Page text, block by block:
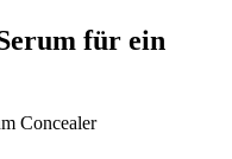
für ein
Concealer